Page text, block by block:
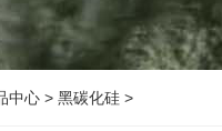
中心 > 黑碳化硅 >